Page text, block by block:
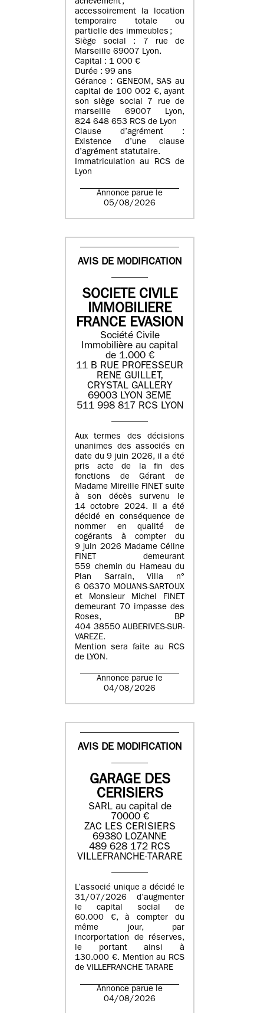
achèvement ;
accessoirement la location
temporaire totale ou
partielle des immeubles ;
Siège social : 7 rue de
Marseille 69007 Lyon.
Capital : 1 000 €
Durée : 99 ans
Gérance : GENEOM, SAS au
capital de 100 002 €, ayant
son siège social 7 rue de
marseille 69007 Lyon,
824 648 653 RCS de Lyon
Clause d’agrément :
Existence d’une clause
d’agrément statutaire.
Immatriculation au RCS de
Lyon
Annonce parue le
05/08/2026
AVIS DE MODIFICATION
SOCIETE CIVILE
IMMOBILIERE
FRANCE EVASION
Société Civile
Immobilière au capital
de 1.000 €
11 B RUE PROFESSEUR
RENE GUILLET,
CRYSTAL GALLERY
69003 LYON 3EME
511 998 817 RCS LYON
Aux termes des décisions
unanimes des associés en
date du 9 juin 2026, il a été
pris acte de la fin des
fonctions de Gérant de
Madame Mireille FINET suite
à son décès survenu le
14 octobre 2024. Il a été
décidé en conséquence de
nommer en qualité de
cogérants à compter du
9 juin 2026 Madame Céline
FINET demeurant
559 chemin du Hameau du
Plan Sarrain, Villa n°
6 06370 MOUANS-SARTOUX
et Monsieur Michel FINET
demeurant 70 impasse des
Roses, BP
404 38550 AUBERIVES-SUR-
VAREZE.
Mention sera faite au RCS
de LYON.
Annonce parue le
04/08/2026
AVIS DE MODIFICATION
GARAGE DES
CERISIERS
SARL au capital de
70000 €
ZAC LES CERISIERS
69380 LOZANNE
489 628 172 RCS
VILLEFRANCHE-TARARE
L’associé unique a décidé le
31/07/2026 d’augmenter
le capital social de
60.000 €, à compter du
même jour, par
incorportation de réserves,
le portant ainsi à
130.000 €. Mention au RCS
de VILLEFRANCHE TARARE
Annonce parue le
04/08/2026